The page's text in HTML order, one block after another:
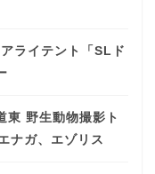
ライテント「SLド
東 野生動物撮影ト
ナガ、エゾリス